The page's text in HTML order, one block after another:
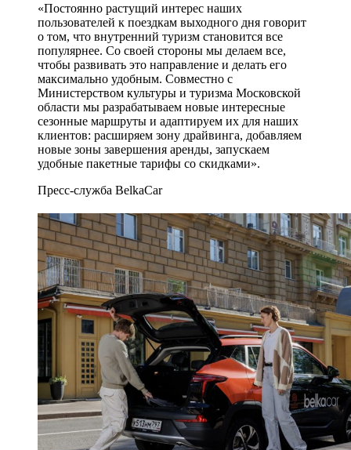
«Постоянно растущий интерес наших
пользователей к поездкам выходного дня говорит
о том, что внутренний туризм становится все
популярнее. Со своей стороны мы делаем все,
чтобы развивать это направление и делать его
максимально удобным. Совместно с
Министерством культуры и туризма Московской
области мы разрабатываем новые интересные
сезонные маршруты и адаптируем их для наших
клиентов: расширяем зону драйвинга, добавляем
новые зоны завершения аренды, запускаем
удобные пакетные тарифы со скидками».
Пресс-служба BelkaCar